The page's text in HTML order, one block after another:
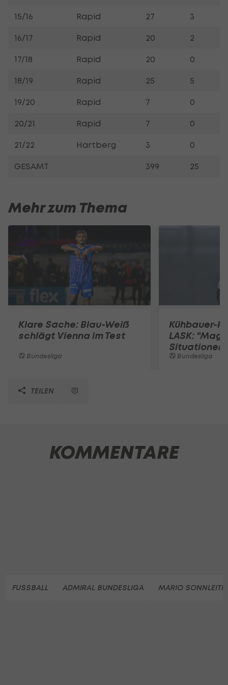
15/16 Rapid 27 3
16/17 Rapid 20 2
17/18 Rapid 20 0
18/19 Rapid 25 5
19/20 Rapid 7 0
20/21 Rapid 7 0
21/22 Hartberg 3 0
GESAMT 399 25
Mehr zum Thema
Klare Sache: Blau-Weiß
schlägt Vienna im Test
Bundesliga
Kühbauer-
LASK: "Mag
Situationen"
Bundesliga
TEILEN
KOMMENTARE
FUSSBALL ADMIRAL BUNDESLIGA MARIO